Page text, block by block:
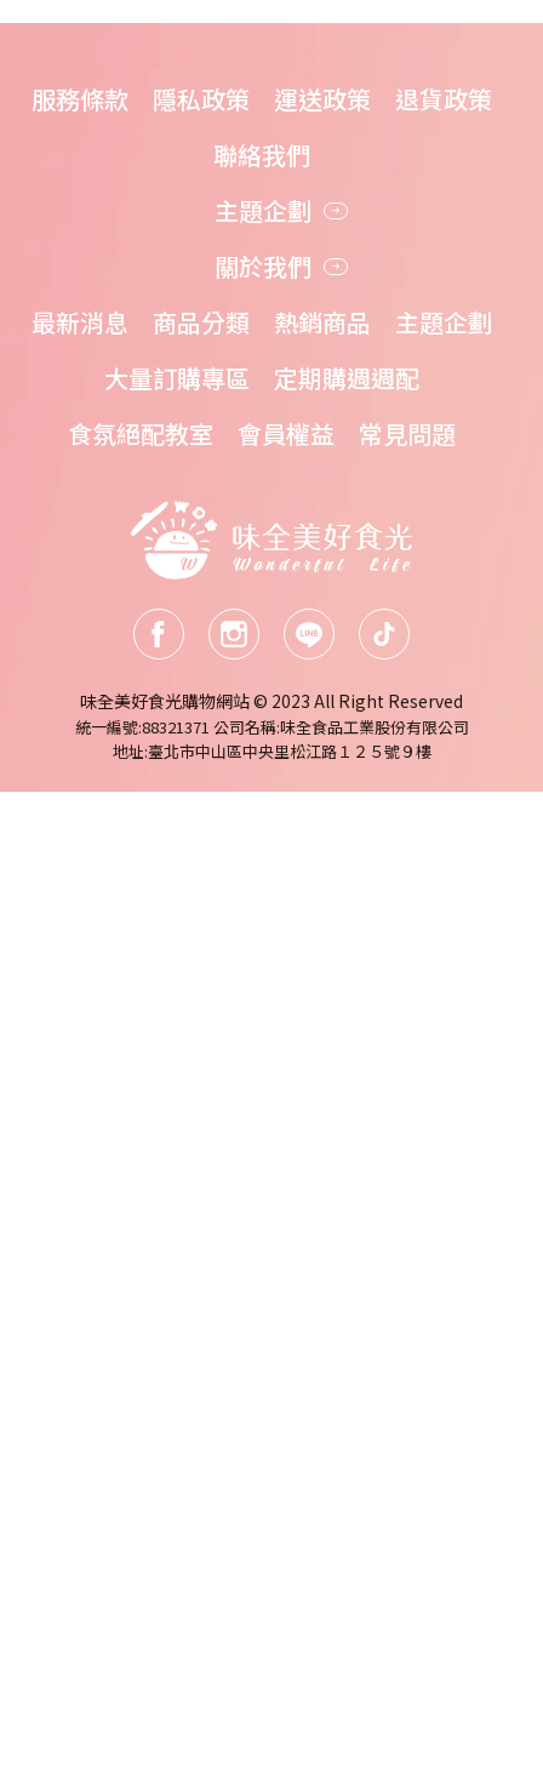
服務條款 隱私政策 運送政策
退貨政策
聯絡我們
主題企劃
關於我們
最新消息
商品分類 熱銷商品
主題企劃
大量訂購專區
定期購週週配
食氛絕配教室
會員權益 常見問題
味全美好食光購物網站 © 2023 All Right Reserved
統一編號:88321371 公司名稱:味全食品工業股份有限公司
地址:臺北市中山區中央里松江路１２５號９樓